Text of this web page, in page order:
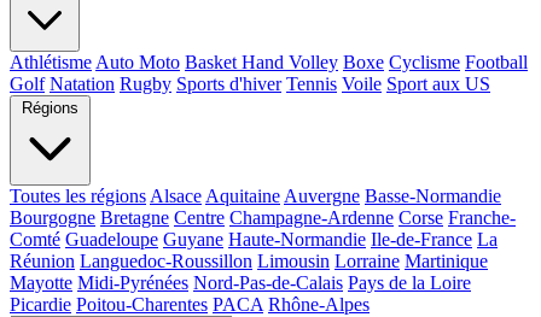
Athlétisme Auto Moto Basket Hand Volley Boxe Cyclisme Football
Golf Natation Rugby Sports d'hiver Tennis Voile Sport aux US
Régions
Toutes les régions Alsace Aquitaine Auvergne Basse-Normandie
Bourgogne Bretagne Centre Champagne-Ardenne Corse Franche-
Comté Guadeloupe Guyane Haute-Normandie Ile-de-France La
Réunion Languedoc-Roussillon Limousin Lorraine Martinique
Mayotte Midi-Pyrénées Nord-Pas-de-Calais Pays de la Loire
Picardie Poitou-Charentes PACA Rhône-Alpes